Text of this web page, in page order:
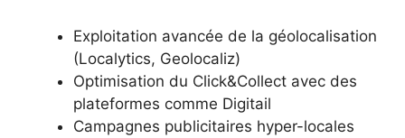
Exploitation avancée de la géolocalisation
(Localytics, Geolocaliz)
Optimisation du Click&Collect avec des
plateformes comme Digitail
Campagnes publicitaires hyper-locales